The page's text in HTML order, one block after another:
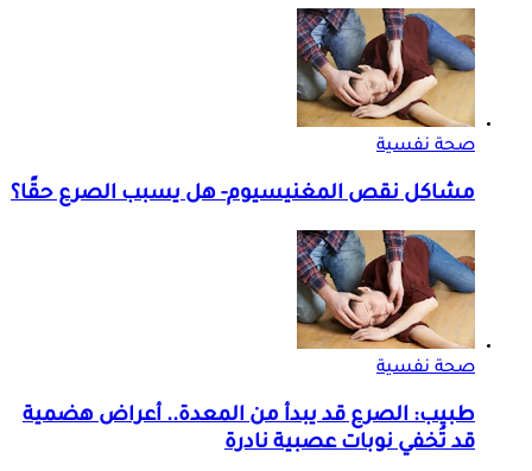
صحة نفسية
مشاكل نقص المغنيسيوم- هل يسبب الصرع حقًا؟
صحة نفسية
طبيب: الصرع قد يبدأ من المعدة.. أعراض هضمية
قد تُخفي نوبات عصبية نادرة